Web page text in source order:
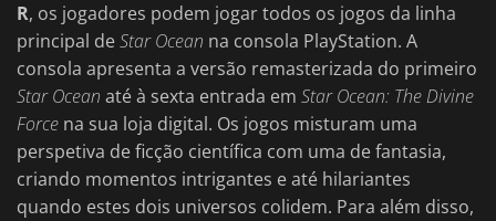
R, os jogadores podem jogar todos os jogos da linha
principal deStar Ocean na consola PlayStation. A
consola apresenta a versão remasterizada do primeiro
Star Ocean até à sexta entrada em Star Ocean: The Divine
Force na sua loja digital. Os jogos misturam uma
perspetiva de ficção científica com uma de fantasia,
criando momentos intrigantes e até hilariantes
quando estes dois universos colidem. Para além disso,